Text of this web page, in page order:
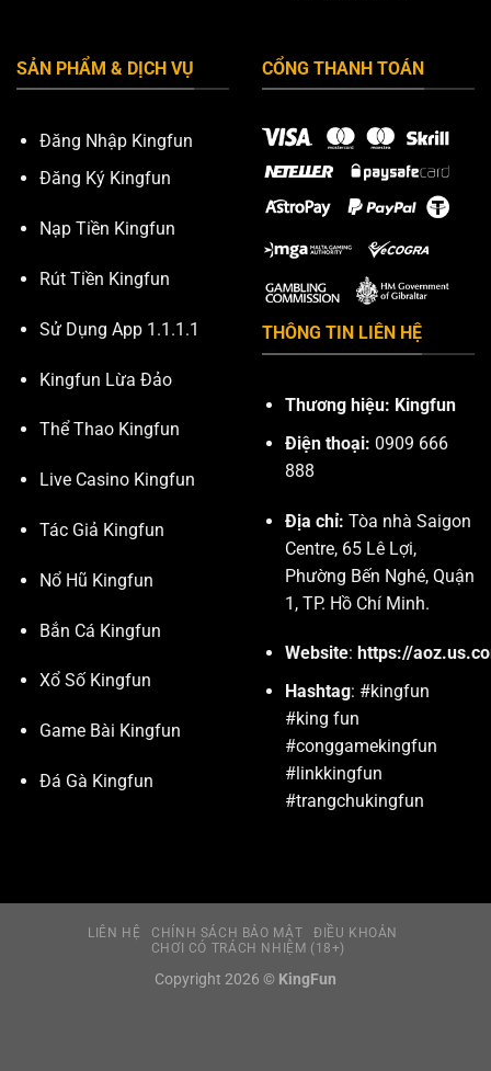
SẢN PHẨM & DỊCH VỤ
Đăng Nhập Kingfun
Đăng Ký Kingfun
Nạp Tiền Kingfun
Rút Tiền Kingfun
Sử Dụng App 1.1.1.1
Kingfun Lừa Đảo
Thể Thao Kingfun
Live Casino Kingfun
Tác Giả Kingfun
Nổ Hũ Kingfun
Bắn Cá Kingfun
Xổ Số Kingfun
Game Bài Kingfun
Đá Gà Kingfun
CỔNG THANH TOÁN
THÔNG TIN LIÊN HỆ
Thương hiệu: Kingfun
Điện thoại: 0909 666
888
Địa chỉ: Tòa nhà Saigon
Centre, 65 Lê Lợi,
Phường Bến Nghé, Quận
1, TP. Hồ Chí Minh.
Website: https://
Hashtag: #kingfun
#king fun
#conggamekingfun
#linkkingfun
#trangchukingfun
LIÊN HỆ CHÍNH SÁCH BẢO MẬT
ĐIỀU KHOẢN
CHƠI CÓ TRÁCH NHIỆM (18+)
Copyright 2026 © KingFun